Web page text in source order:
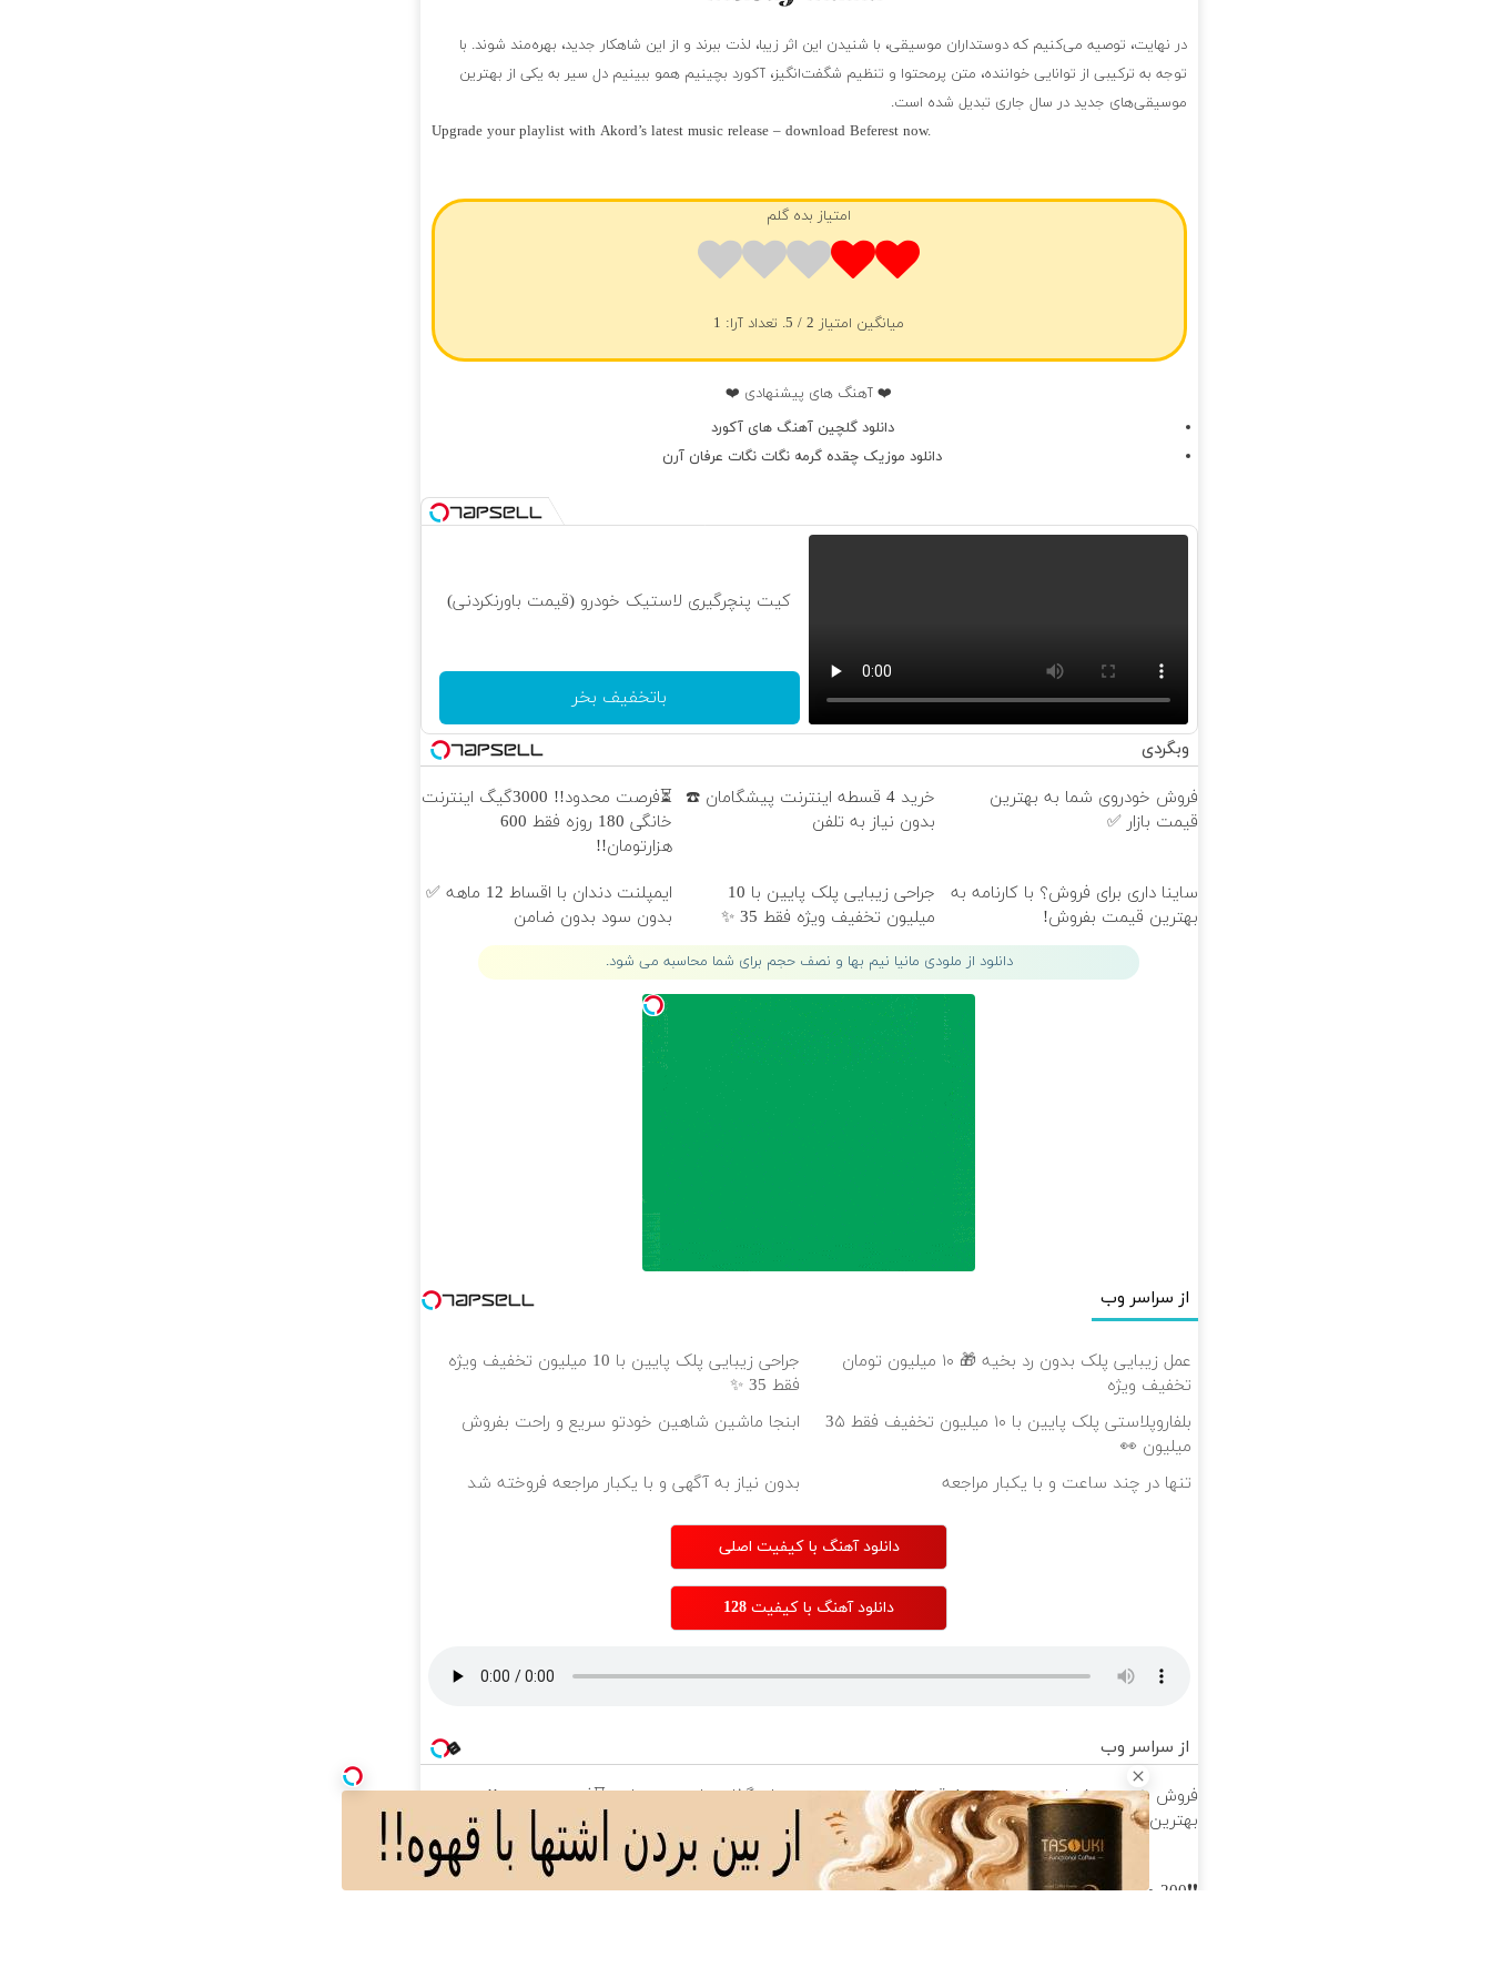
در نهایت، توصیه می‌کنیم که دوستداران موسیقی، با شنیدن این اثر زیبا، لذت ببرند و از این شاهکار جدید، بهره‌مند شوند. با
توجه به ترکیبی از توانایی خواننده، متن پرمحتوا و تنظیم شگفت‌انگیز، آکورد بچینیم همو ببینیم دل سیر به یکی از بهترین
موسیقی‌های جدید در سال جاری تبدیل شده است.
Upgrade your playlist with Akord’s latest music release – download Beferest now.
امتیاز بده گلم
میانگین امتیاز 2/ 5. تعداد آرا: 1
❤️ آهنگ های پیشنهادی ❤️
دانلود گلچین آهنگ های آکورد
دانلود موزیک چقده گرمه نگات نگات عرفان آرن
کیت پنچرگیری لاستیک خودرو (قیمت باورنکردنی)
باتخفیف بخر
وبگردی
فروش خودروی شما به بهترین
قیمت بازار ✅
خرید 4 قسطه اینترنت پیشگامان ☎️
بدون نیاز به تلفن
⏳فرصت محدود!! 3000گیگ اینترنت
خانگی 180 روزه فقط 600
هزارتومان!!
ساینا داری برای فروش؟ با کارنامه به
بهترین قیمت بفروش!
جراحی زیبایی پلک پایین با 10
میلیون تخفیف ویژه فقط 35 ✨
ایمپلنت دندان با اقساط 12 ماهه ✅
بدون سود بدون ضامن
دانلود از ملودی مانیا نیم بها و نصف حجم برای شما محاسبه می شود.
از سراسر وب
عمل زیبایی پلک بدون رد بخیه 🎁 ۱۰ میلیون تومان
تخفیف ویژه
جراحی زیبایی پلک پایین با 10 میلیون تخفیف ویژه
فقط 35 ✨
بلفاروپلاستی پلک پایین با ۱۰ میلیون تخفیف فقط 3۵
میلیون 👀
ابنجا ماشین شاهین خودتو سریع و راحت بفروش
تنها در چند ساعت و با یکبار مراجعه بدون نیاز به آگهی و با یکبار مراجعه فروخته شد
دانلود آهنگ با کیفیت اصلی
دانلود آهنگ با کیفیت 128
از سراسر وب
فروش خودروی شما به
بهترین قیمت بازار ✅
خرید 4 قسطه اینترنت
پیشگامان ☎️ بدون نیاز به
تلفن
سرمایه‌گذاری بلندمدت با
⏳فرصت محدود!!
3000گیگ اینترنت خانگی
180 روزه فقط 600
هزارتومان!!
❗❗200 میلیون وام❗❗ با احراز
سرمایه گذاری امن با طلا و
به هر اندازه ای که میخوای
خرید طلا به صورت قسطی